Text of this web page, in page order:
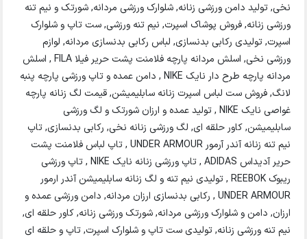
نخی, تولید دامن ورزشی زنانه, شلوارک ورزشی مردانه, شورتک و نیم تنه
ورزشی زنانه, فروش پوشاک اسپرت, نیم تنه ورزشی, ست تاپ و شلوارک
اسپرت, تولیدی رکابی بدنسازی, لباس رکابی بدنسازی مردانه, لوازم
ورزشی نخی, اسلش مردانه پارچه فلامنت پشت حریر فیلا FILA , اسلش
مردانه پارچه طرح دار نایک NIKE , دامن عمده و تاپ ورزشی پارچه پنبه
لانگ, فروش ست لباس اسپرت زنانه سابلیمیشن, قیمت لگ زنانه پارچه
غواصی نایک NIKE , تولید عمده و ارزان شورتک و لگ ورزشی
سابلیمیشن, کاور حلقه ای, لگ ورزشی زنانه نخی, رکابی بدنسازی, تاپ
نیم تنه زنانه آندر آرمور UNDER ARMOUR , تاپ لباس فلامنت پشت
حریر آدیداس ADIDAS , تاپ ورزشی زنانه نایک NIKE , تاپ ورزشی
ریبوک REEBOK , تولیدی نیم تنه و لگ زنانه سابلیمیشن آندر ارمور
UNDER ARMOUR , رکابی بدنسازی ارزان مردانه, دامن ورزشی عمده و
ارزان, دامن و شلوارک ورزشی مردانه, شورتک ورزشی زنانه, کاور حلقه ای,
نیم تنه ورزشی زنانه, تولیدی ست تاپ و شلوارک اسپرت, تاپ و حلقه ای